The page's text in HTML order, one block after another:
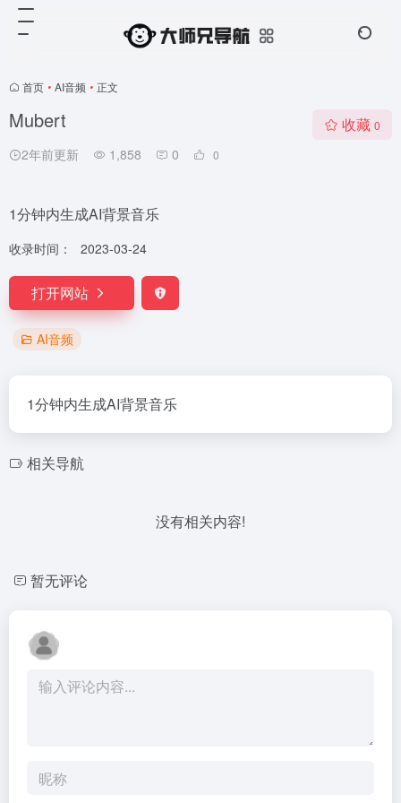
首页 • AI音频 • 正文
Mubert
2年前更新 1,858 0 0
收藏 0
1分钟内生成AI背景音乐
收录时间： 2023-03-24
打开网站
AI音频
1分钟内生成AI背景音乐
相关导航
没有相关内容!
暂无评论